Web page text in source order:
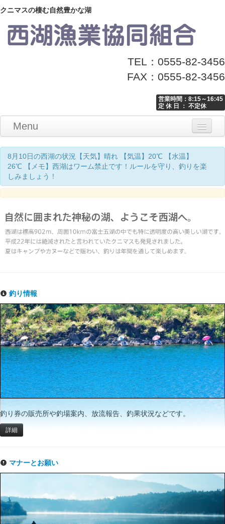
クニマスの棲む自然豊かな湖
TEL：0555-82-3456
FAX：0555-82-3456
営業時間：8:15～16:45
定 休 日 ： 不定休
Menu
Home
釣り情報
マナーとお願い
クニマス展示館
漁協からのお知らせ
お問い合わせ
8月10日の西湖の状況【天気】晴れ 【気温】20℃ 【水温】
26℃ 【メモ】西湖はワーム禁止です！ルールを守り、釣りを楽
しみましょう！
釣り情報
釣り券の販売所や釣場案内、放流報告、釣果状況などです。
詳細
マナーとお願い